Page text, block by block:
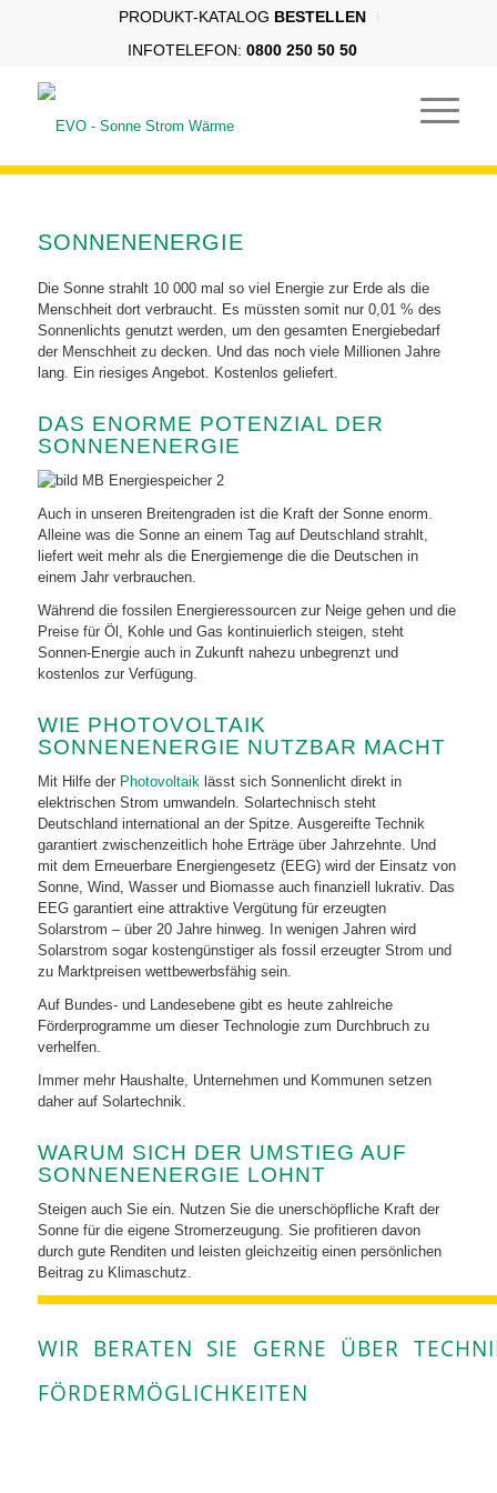
PRODUKT-KATALOG BESTELLEN
INFOTELEFON:0800 250 50 50
SONNENENERGIE
Die Sonne strahlt 10 000 mal so viel Energie zur Erde als die
Menschheit dort verbraucht. Es müssten somit nur 0,01 % des
Sonnenlichts genutzt werden, um den gesamten Energiebedarf
der Menschheit zu decken. Und das noch viele Millionen Jahre
lang. Ein riesiges Angebot. Kostenlos geliefert.
DAS ENORME POTENZIAL DER
SONNENENERGIE
Auch in unseren Breitengraden ist die Kraft der Sonne enorm.
Alleine was die Sonne an einem Tag auf Deutschland strahlt,
liefert weit mehr als die Energiemenge die die Deutschen in
einem Jahr verbrauchen.
Während die fossilen Energieressourcen zur Neige gehen und die
Preise für Öl, Kohle und Gas kontinuierlich steigen, steht
Sonnen-Energie auch in Zukunft nahezu unbegrenzt und
kostenlos zur Verfügung.
WIE PHOTOVOLTAIK
SONNENENERGIE NUTZBAR MACHT
Mit Hilfe der Photovoltaiklässt sich Sonnenlicht direkt in
elektrischen Strom umwandeln. Solartechnisch steht
Deutschland international an der Spitze. Ausgereifte Technik
garantiert zwischenzeitlich hohe Erträge über Jahrzehnte. Und
mit dem Erneuerbare Energiengesetz (EEG) wird der Einsatz von
Sonne, Wind, Wasser und Biomasse auch finanziell lukrativ. Das
EEG garantiert eine attraktive Vergütung für erzeugten
Solarstrom – über 20 Jahre hinweg. In wenigen Jahren wird
Solarstrom sogar kostengünstiger als fossil erzeugter Strom und
zu Marktpreisen wettbewerbsfähig sein.
Auf Bundes- und Landesebene gibt es heute zahlreiche
Förderprogramme um dieser Technologie zum Durchbruch zu
verhelfen.
Immer mehr Haushalte, Unternehmen und Kommunen setzen
daher auf Solartechnik.
WARUM SICH DER UMSTIEG AUF
SONNENENERGIE LOHNT
Steigen auch Sie ein. Nutzen Sie die unerschöpfliche Kraft der
Sonne für die eigene Stromerzeugung. Sie profitieren davon
durch gute Renditen und leisten gleichzeitig einen persönlichen
Beitrag zu Klimaschutz.
WIR BERATEN SIE GERNE ÜBER
FÖRDERMÖGLICHKEITEN